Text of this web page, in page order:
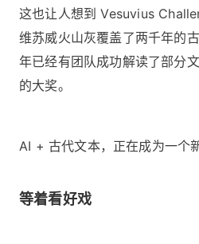
这也让人想到 Vesuvius
维苏威火山灰覆盖了两千年的
年已经有团队成功解读了部分
的大奖。
AI + 古代文本，正在成为一个
等着看好戏